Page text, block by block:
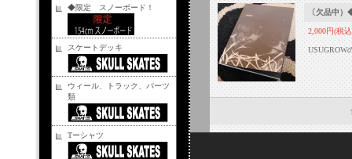
◆限定 スノーボード！
スケートデッキ
ウィール、トラック、パーツ
類
Tーシャツ
〔欠品中
2,000円(税
USUGROW